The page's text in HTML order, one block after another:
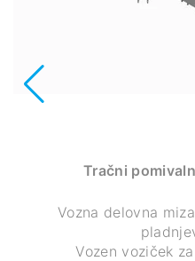
Tračni
Vozna delovna
Vozen voziček